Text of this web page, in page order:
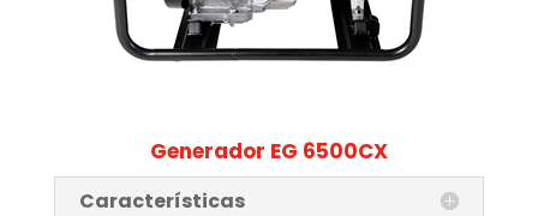
Generador EG 6500CX
Características